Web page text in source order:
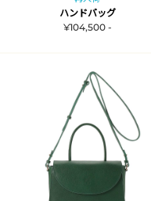
ハンドバッグ
¥104,500 -